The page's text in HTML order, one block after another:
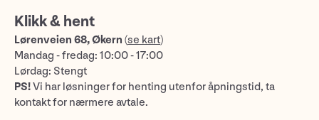
Klikk & hent
Lørenveien 68, Økern (se kart)
Mandag - fredag: 10:00 - 17:00
Lørdag: Stengt
PS!Vi har løsninger for henting utenfor åpningstid, ta
kontakt for nærmere avtale.